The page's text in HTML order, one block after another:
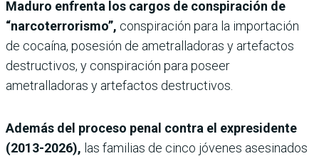
Maduro enfrenta los cargos de conspiración de
“narcoterrorismo”, conspiración para la importación
de cocaína, posesión de ametralladoras y artefactos
destructivos, y conspiración para poseer
ametralladoras y artefactos destructivos.
Además del proceso penal contra el expresidente
(2013-2026), las familias de cinco jóvenes asesinados